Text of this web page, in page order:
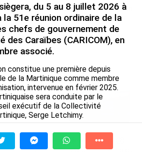
Etinof
Sainte-
Avec VEENI, le Guadeloupéen
Yanis Foy entend participer
au développement
touristique des Outre-mer
le 06/08/2026
aux Antilles,
la direction
à la
à Tv Radio A Propos
du 5 au 8 juillet 2026 à
la 51e réunion ordinaire de la
chefs de gouvernement de
des Caraïbes (CARICOM), en
associé.
constitue une première depuis
de la Martinique comme membre
intervenue en février 2025.
sera conduite par le
exécutif de la Collectivité
Serge Letchimy.